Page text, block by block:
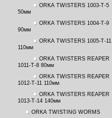
ORKA TWISTERS 1003-T-5
50мм
ORKA TWISTERS 1004-T-9
90мм
ORKA TWISTERS 1005-T-11
110мм
ORKA TWISTERS REAPER
1011-T-8 80мм
ORKA TWISTERS REAPER
1012-T-11 110мм
ORKA TWISTERS REAPER
1013-T-14 140мм
ORKA TWISTING WORMS